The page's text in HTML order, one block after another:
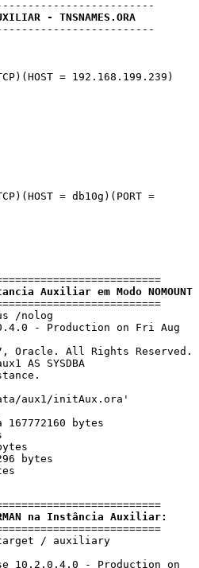
- TNSNAMES.ORA
TCP)(HOST = 192.168.199.239)
= db10g)(PORT =
Auxiliar em Modo NOMOUNT
/nolog
- Production on Fri Aug
Oracle. All Rights Reserved.
AS SYSDBA
aux1/initAux.ora'
bytes
bytes
na Instância Auxiliar:
target / auxiliary
10.2.0.4.0 - Production on